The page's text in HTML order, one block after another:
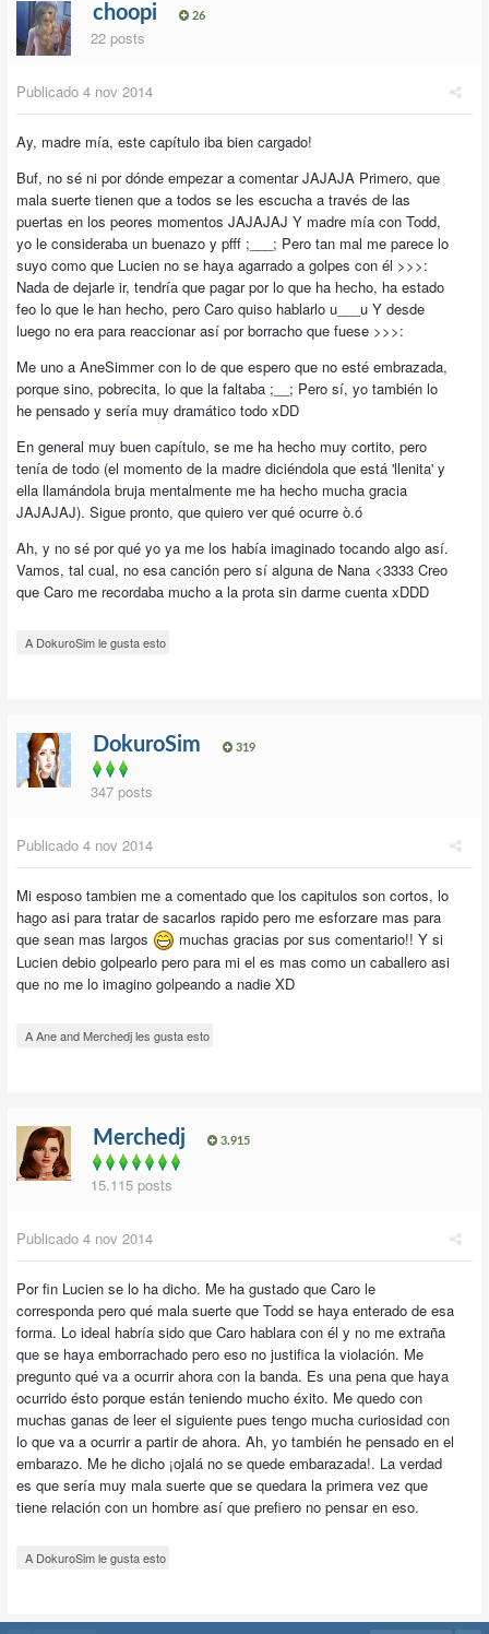
choopi 26
22 posts
Publicado 4 nov 2014
Ay, madre mía, este capítulo iba bien cargado!
Buf, no sé ni por dónde empezar a comentar JAJAJA Primero, que
mala suerte tienen que a todos se les escucha a través de las
puertas en los peores momentos JAJAJAJ Y madre mía con Todd,
yo le consideraba un buenazo y pfff ;___; Pero tan mal me parece lo
suyo como que Lucien no se haya agarrado a golpes con él >>>:
Nada de dejarle ir, tendría que pagar por lo que ha hecho, ha estado
feo lo que le han hecho, pero Caro quiso hablarlo u___u Y desde
luego no era para reaccionar así por borracho que fuese >>>:
Me uno a AneSimmer con lo de que espero que no esté embrazada,
porque sino, pobrecita, lo que la faltaba ;__; Pero sí, yo también lo
he pensado y sería muy dramático todo xDD
En general muy buen capítulo, se me ha hecho muy cortito, pero
tenía de todo (el momento de la madre diciéndola que está 'llenita' y
ella llamándola bruja mentalmente me ha hecho mucha gracia
JAJAJAJ). Sigue pronto, que quiero ver qué ocurre ò.ó
Ah, y no sé por qué yo ya me los había imaginado tocando algo así.
Vamos, tal cual, no esa canción pero sí alguna de Nana <3333 Creo
que Caro me recordaba mucho a la prota sin darme cuenta xDDD
A DokuroSim le gusta esto
DokuroSim 319
347 posts
Publicado 4 nov 2014
Mi esposo tambien me a comentado que los capitulos son cortos, lo
hago asi para tratar de sacarlos rapido pero me esforzare mas para
que sean mas largos
muchas gracias por sus comentario!! Y si
Lucien debio golpearlo pero para mi el es mas como un caballero asi
que no me lo imagino golpeando a nadie XD
A Ane and Merchedj les gusta esto
Merchedj 3.915
15.115 posts
Publicado 4 nov 2014
Por fin Lucien se lo ha dicho. Me ha gustado que Caro le
corresponda pero qué mala suerte que Todd se haya enterado de esa
forma. Lo ideal habría sido que Caro hablara con él y no me extraña
que se haya emborrachado pero eso no justifica la violación. Me
pregunto qué va a ocurrir ahora con la banda. Es una pena que haya
ocurrido ésto porque están teniendo mucho éxito. Me quedo con
muchas ganas de leer el siguiente pues tengo mucha curiosidad con
lo que va a ocurrir a partir de ahora. Ah, yo también he pensado en el
embarazo. Me he dicho ¡ojalá no se quede embarazada!. La verdad
es que sería muy mala suerte que se quedara la primera vez que
tiene relación con un hombre así que prefiero no pensar en eso.
A DokuroSim le gusta esto